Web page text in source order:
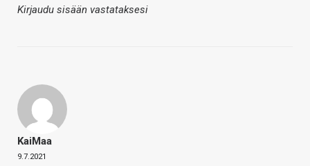
Kirjaudu sisään vastataksesi
KaiMaa
9.7.2021